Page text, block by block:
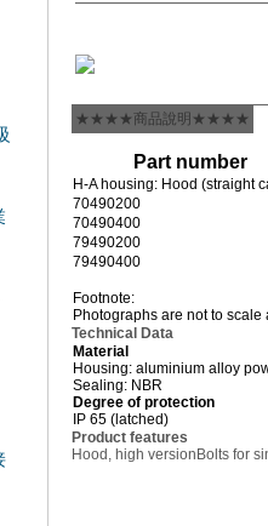
★★★★商品說明★★★★
Part number
H-A housing: Hood (straight
70490200
70490400
79490200
79490400
Footnote:
Photographs are not to
Technical Data
Material
Housing: aluminium alloy
Sealing: NBR
Degree of protection
IP 65 (latched)
Product features
Hood, high version Bolts for